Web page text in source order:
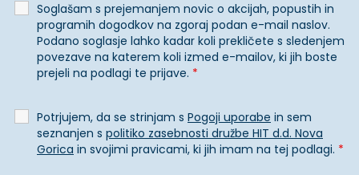
Soglašam s prejemanjem novic o akcijah, popustih in
programih dogodkov na zgoraj podan e-mail naslov.
Podano soglasje lahko kadar koli prekličete s sledenjem
povezave na katerem koli izmed e-mailov, ki jih boste
prejeli na podlagi te prijave. *
Potrjujem, da se strinjam s Pogoji uporabe in sem
seznanjen s politiko zasebnosti družbe HIT d.d. Nova
Gorica in svojimi pravicami, ki jih imam na tej podlagi. *